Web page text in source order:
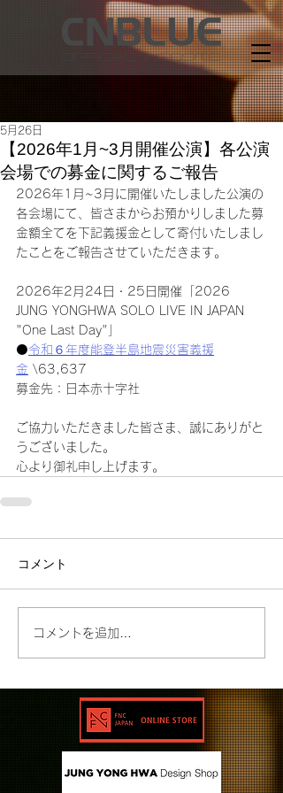
【2026年1月~3月開催公演】各公演
会場での募金に関するご報告
5月26日
2026年1月~3月に開催いたしました公演の
各会場にて、皆さまからお預かりしました募
金額全てを下記義援金として寄付いたしまし
たことをご報告させていただきます。
2026年2月24日・25日開催「2026
JUNG YONGHWA SOLO LIVE IN JAPAN
"One Last Day"」
⚫️令和６年度能登半島地震災害義援
金 \63,637
募金先：日本赤十字社
ご協力いただきました皆さま、誠にありがと
うございました。
心より御礼申し上げます。
コメント
コメントを追加…